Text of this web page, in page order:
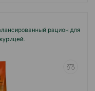
рацион для